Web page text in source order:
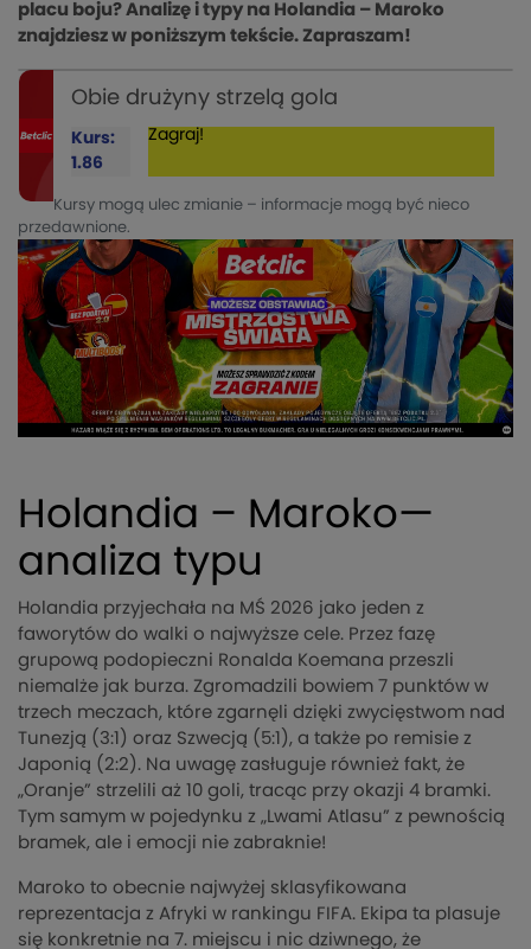
placu boju? Analizę i typy na Holandia – Maroko
znajdziesz w poniższym tekście. Zapraszam!
Obie drużyny strzelą gola
Kurs:
1.86
Zagraj!
Kursy mogą ulec zmianie – informacje mogą być nieco
przedawnione.
Holandia – Maroko—
analiza typu
Holandia przyjechała na MŚ 2026 jako jeden z
faworytów do walki o najwyższe cele. Przez fazę
grupową podopieczni Ronalda Koemana przeszli
niemalże jak burza. Zgromadzili bowiem 7 punktów w
trzech meczach, które zgarnęli dzięki zwycięstwom nad
Tunezją (3:1) oraz Szwecją (5:1), a także po remisie z
Japonią (2:2). Na uwagę zasługuje również fakt, że
„Oranje” strzelili aż 10 goli, tracąc przy okazji 4 bramki.
Tym samym w pojedynku z „Lwami Atlasu” z pewnością
bramek, ale i emocji nie zabraknie!
Maroko to obecnie najwyżej sklasyfikowana
reprezentacja z Afryki w rankingu FIFA. Ekipa ta plasuje
się konkretnie na 7. miejscu i nic dziwnego, że